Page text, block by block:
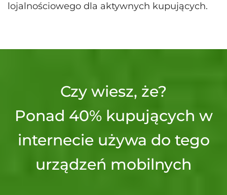
lojalnościowego dla aktywnych kupujących.
Czy wiesz, że?
Ponad 40% kupujących w
internecie używa do tego
urządzeń mobilnych